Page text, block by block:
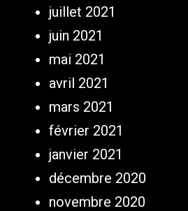
juillet 2021
juin 2021
mai 2021
avril 2021
mars 2021
février 2021
janvier 2021
décembre 2020
novembre 2020